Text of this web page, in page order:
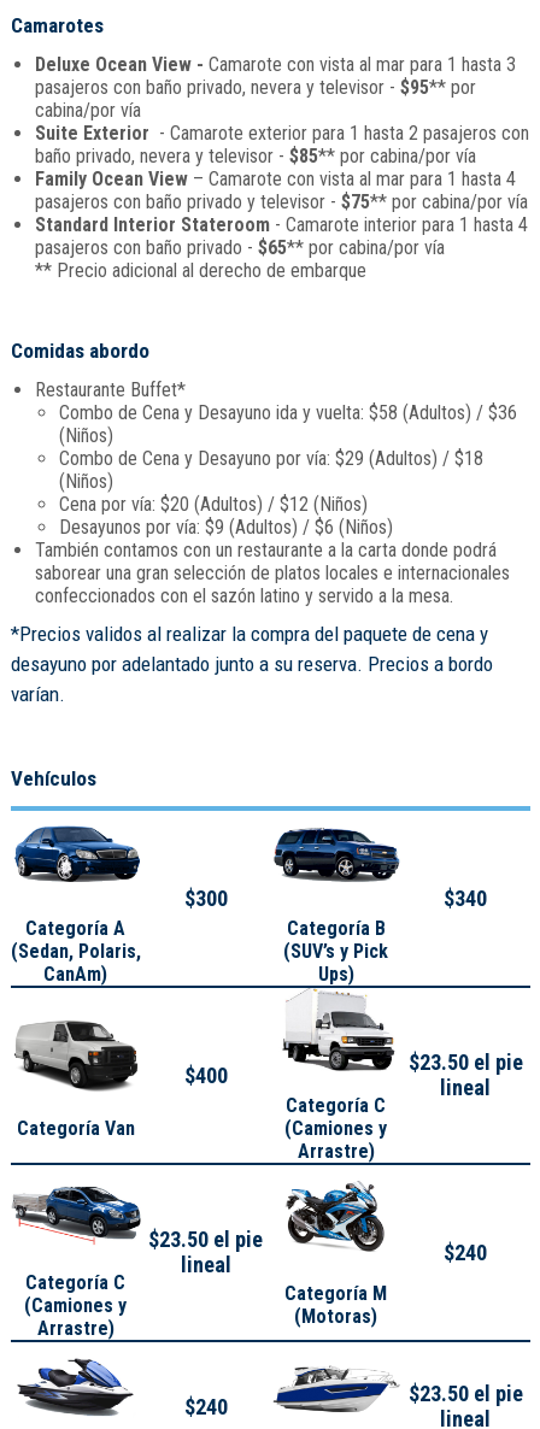
Camarotes
Deluxe Ocean View - Camarote con vista al mar para 1 hasta 3
pasajeros con baño privado, nevera y televisor - $95** por
cabina/por vía
Suite Exterior - Camarote exterior para 1 hasta 2 pasajeros con
baño privado, nevera y televisor - $85** por cabina/por vía
Family Ocean View– Camarote con vista al mar para 1 hasta 4
pasajeros con baño privado y televisor - $75** por cabina/por vía
Standard Interior Stateroom- Camarote interior para 1 hasta 4
pasajeros con baño privado - $65** por cabina/por vía
** Precio adicional al derecho de embarque
Comidas abordo
Restaurante Buffet*
Combo de Cena y Desayuno ida y vuelta: $58 (Adultos) / $36
(Niños)
Combo de Cena y Desayuno por vía: $29 (Adultos) / $18
(Niños)
Cena por vía: $20 (Adultos) / $12 (Niños)
Desayunos por vía: $9 (Adultos) / $6 (Niños)
También contamos con un restaurante a la carta donde podrá
saborear una gran selección de platos locales e internacionales
confeccionados con el sazón latino y servido a la mesa.
*Precios validos al realizar la compra del paquete de cena y
desayuno por adelantado junto a su reserva. Precios a bordo
varían.
Vehículos
Categoría A
(Sedan, Polaris,
CanAm)
$300
Categoría B
(SUV’s y Pick
Ups)
$340
Categoría Van
$400
Categoría C
(Camiones y
Arrastre)
$23.50 el pie
lineal
Categoría C
(Camiones y
Arrastre)
$23.50 el pie
lineal
Categoría M
(Motoras)
$240
$240
$23.50 el pie
lineal